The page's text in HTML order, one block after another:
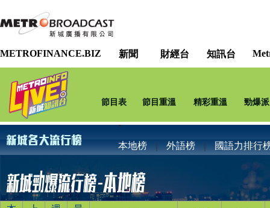
METROFINANCE.BIZ 新聞 財經台 知訊台
節目表 節目重溫 精彩重溫 勁爆
本地榜 外語榜 國語力排行